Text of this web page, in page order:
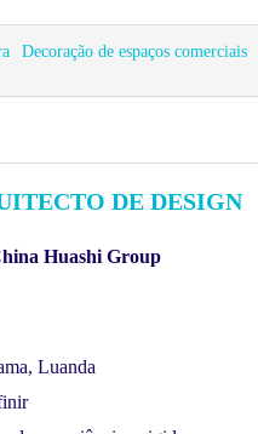
Decoração de espaços comerciais
DE DESIGN
Huashi Group
Luanda